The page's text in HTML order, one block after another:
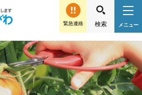
緊急連絡